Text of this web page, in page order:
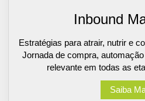
Inbound
Estratégias para atrair, nutrir e
Jornada de compra,
relevante em todas as
Saiba